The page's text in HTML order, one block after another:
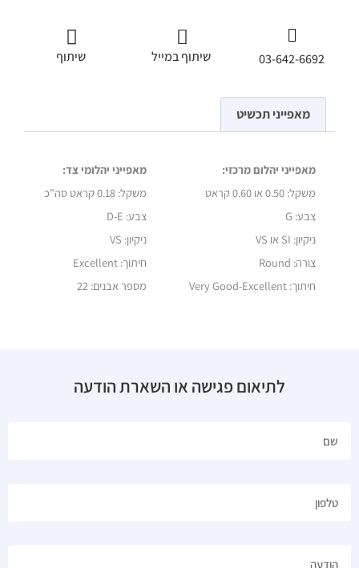
03-642-6692 שיתוף במייל שיתוף
מאפייני תכשיט
מאפייני יהלום מרכזי:
מאפייני יהלומי צד:
משקל: 0.50 או 0.60 קראט משקל: 0.18 קראט סה"כ
צבע: G
צבע: D-E
ניקיון: SI או VS
ניקיון: VS
צורה: Round
חיתוך: Excellent
חיתוך: Very Good-Excellent
מספר אבנים: 22
לתיאום פגישה או השארת הודעה